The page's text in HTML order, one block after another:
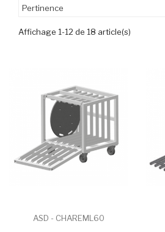
Pertinence
Affichage 1-12 de 18 article(s)
ASD - CHAREML60